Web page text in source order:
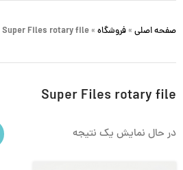
صفحه اصلی » فروشگاه »
Super Files rotary file
Super Files rotary file
در حال نمایش یک نتیجه